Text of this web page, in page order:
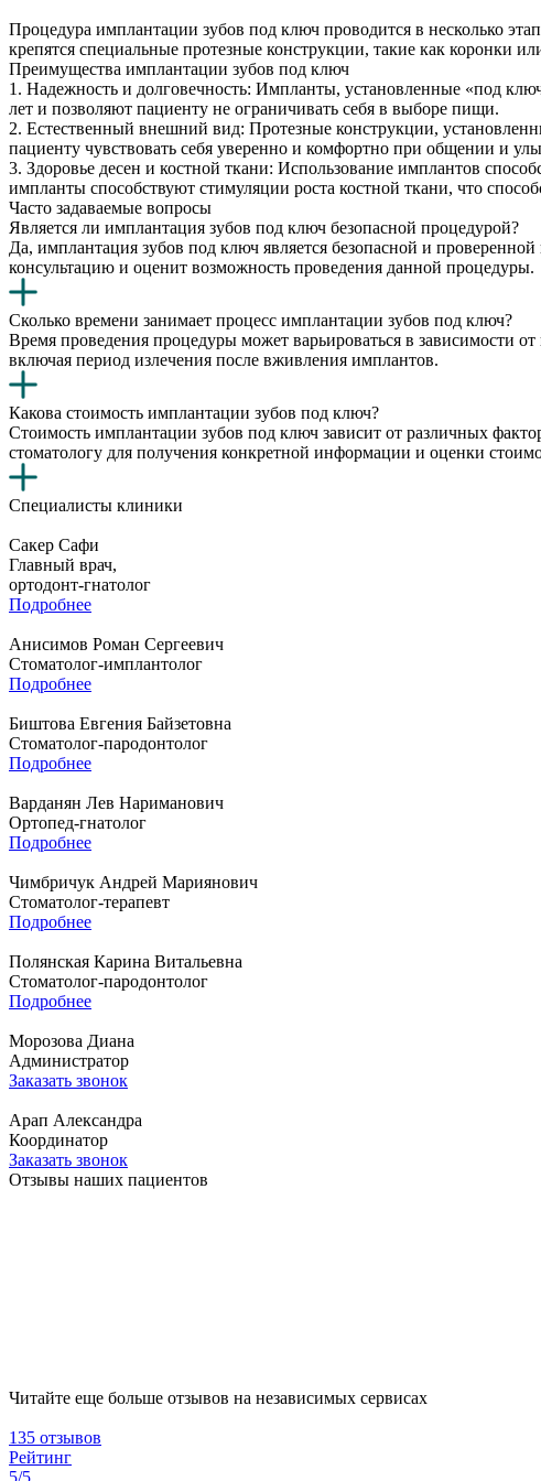
Процедура имплантации зубов под ключ проводится в несколько
крепятся специальные протезные конструкции, такие как коронки
Преимущества имплантации зубов под ключ
1. Надежность и долговечность: Импланты, установленные «под
лет и позволяют пациенту не ограничивать себя в выборе пищи.
2. Естественный внешний вид: Протезные конструкции,
пациенту чувствовать себя уверенно и комфортно при общении и
3. Здоровье десен и костной ткани: Использование имплантов
импланты способствуют стимуляции роста костной ткани, что
Часто задаваемые вопросы
Является ли имплантация зубов под ключ безопасной процедурой?
Да, имплантация зубов под ключ является безопасной и
консультацию и оценит возможность проведения данной процедуры.
Сколько времени занимает процесс имплантации зубов под ключ?
Время проведения процедуры может варьироваться в зависимости
включая период излечения после вживления имплантов.
Какова стоимость имплантации зубов под ключ?
Стоимость имплантации зубов под ключ зависит от различных
стоматологу для получения конкретной информации и оценки
Специалисты клиники
Сакер Сафи
Главный врач,
ортодонт-гнатолог
Подробнее
Анисимов Роман Сергеевич
Стоматолог-имплантолог
Подробнее
Биштова Евгения Байзетовна
Стоматолог-пародонтолог
Подробнее
Варданян Лев Нариманович
Ортопед-гнатолог
Подробнее
Чимбричук Андрей Мариянович
Стоматолог-терапевт
Подробнее
Полянская Карина Витальевна
Стоматолог-пародонтолог
Подробнее
Морозова Диана
Администратор
Заказать звонок
Арап Александра
Координатор
Заказать звонок
Отзывы наших пациентов
Читайте еще больше отзывов на независимых сервисах
135 отзывов
Рейтинг
5/5